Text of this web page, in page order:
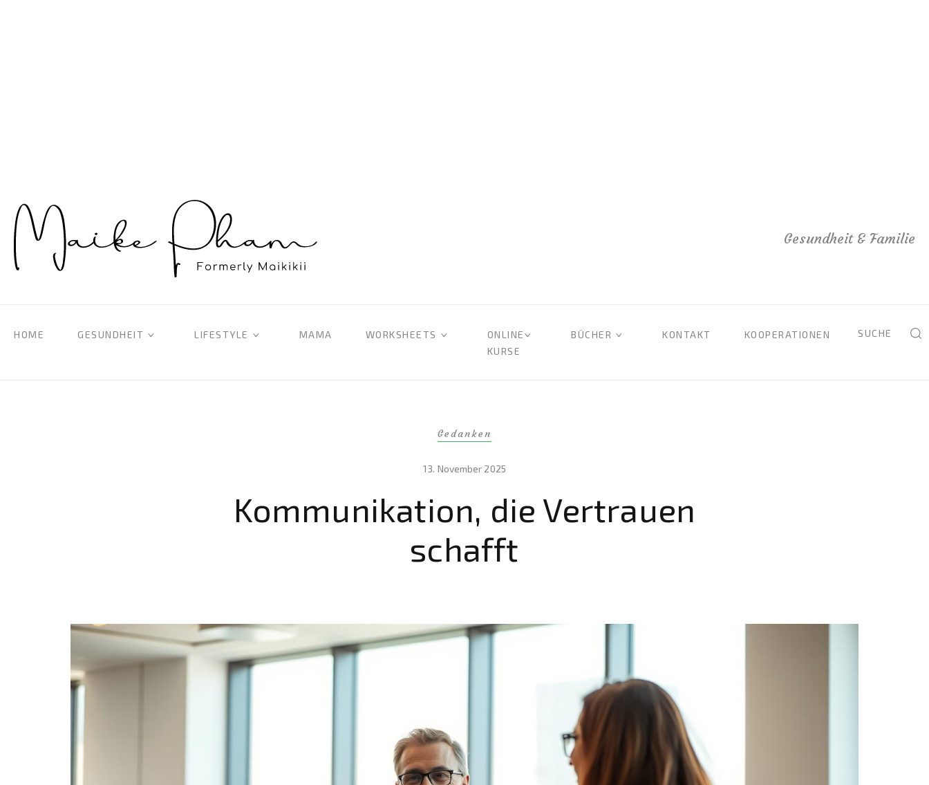
Gesundheit & Familie
HOME GESUNDHEIT LIFESTYLE MAMA WORKSHEETS
ONLINE
KURSE
BÜCHER KONTAKT KOOPERATIONEN SUCHE
Gedanken
13. November 2025
Kommunikation, die Vertrauen
schafft